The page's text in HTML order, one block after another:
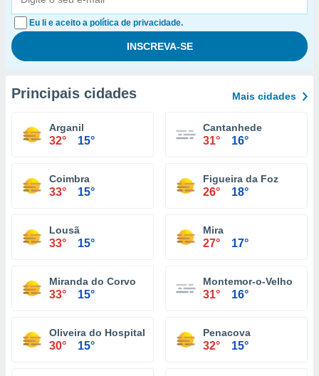
Eu li e aceito a política de privacidade.
Principais cidades Mais cidades
Arganil
32° 15°
Cantanhede
31° 16°
Coimbra
33° 15°
Figueira da Foz
26° 18°
Lousã
33° 15°
Mira
27° 17°
Miranda do Corvo
33° 15°
Montemor-o-Velho
31° 16°
Oliveira do Hospital
30° 15°
Penacova
32° 15°